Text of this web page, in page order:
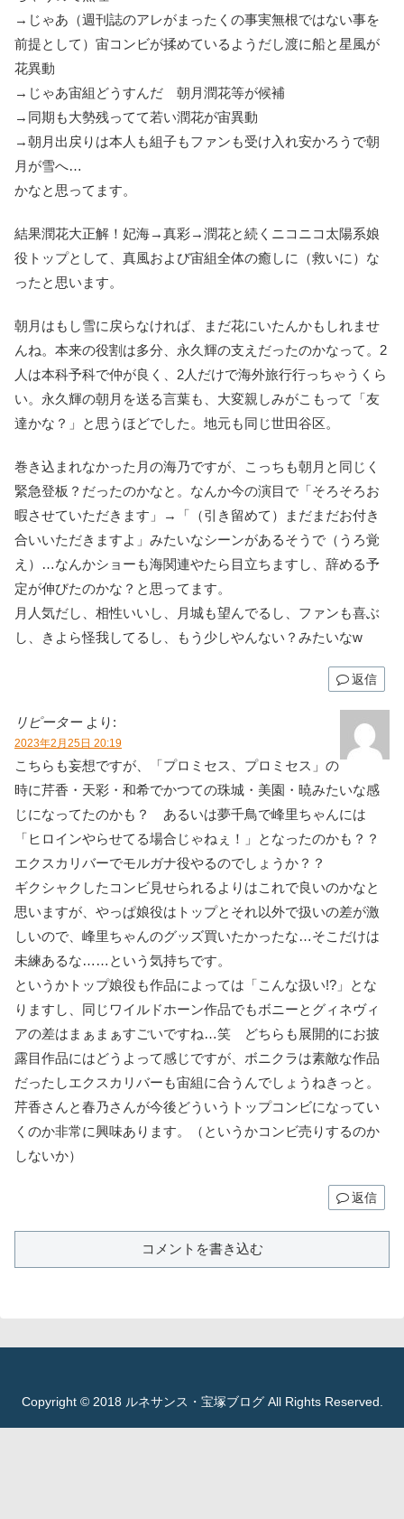
→じゃあ（週刊誌のアレがまったくの事実無根ではない事を
前提として）宙コンビが揉めているようだし渡に船と星風が
花異動
→じゃあ宙組どうすんだ 朝月潤花等が候補
→同期も大勢残ってて若い潤花が宙異動
→朝月出戻りは本人も組子もファンも受け入れ安かろうで朝
月が雪へ…
かなと思ってます。
結果潤花大正解！妃海→真彩→潤花と続くニコニコ太陽系娘
役トップとして、真風および宙組全体の癒しに（救いに）な
ったと思います。
朝月はもし雪に戻らなければ、まだ花にいたんかもしれませ
んね。本来の役割は多分、永久輝の支えだったのかなって。2
人は本科予科で仲が良く、2人だけで海外旅行行っちゃうくら
い。永久輝の朝月を送る言葉も、大変親しみがこもって「友
達かな？」と思うほどでした。地元も同じ世田谷区。
巻き込まれなかった月の海乃ですが、こっちも朝月と同じく
緊急登板？だったのかなと。なんか今の演目で「そろそろお
暇させていただきます」→「（引き留めて）まだまだお付き
合いいただきますよ」みたいなシーンがあるそうで（うろ覚
え）…なんかショーも海関連やたら目立ちますし、辞める予
定が伸びたのかな？と思ってます。
月人気だし、相性いいし、月城も望んでるし、ファンも喜ぶ
し、きよら怪我してるし、もう少しやんない？みたいなw
返信
リピーター より:
2023年2月25日 20:19
こちらも妄想ですが、「プロミセス、プロミセス」の
時に芹香・天彩・和希でかつての珠城・美園・暁みたいな感
じになってたのかも？ あるいは夢千鳥で峰里ちゃんには
「ヒロインやらせてる場合じゃねぇ！」となったのかも？？
エクスカリバーでモルガナ役やるのでしょうか？？
ギクシャクしたコンビ見せられるよりはこれで良いのかなと
思いますが、やっぱ娘役はトップとそれ以外で扱いの差が激
しいので、峰里ちゃんのグッズ買いたかったな…そこだけは
未練あるな……という気持ちです。
というかトップ娘役も作品によっては「こんな扱い!?」とな
りますし、同じワイルドホーン作品でもボニーとグィネヴィ
アの差はまぁまぁすごいですね…笑 どちらも展開的にお披
露目作品にはどうよって感じですが、ボニクラは素敵な作品
だったしエクスカリバーも宙組に合うんでしょうねきっと。
芹香さんと春乃さんが今後どういうトップコンビになってい
くのか非常に興味あります。（というかコンビ売りするのか
しないか）
返信
コメントを書き込む
Copyright © 2018 ルネサンス・宝塚ブログ All Rights Reserved.